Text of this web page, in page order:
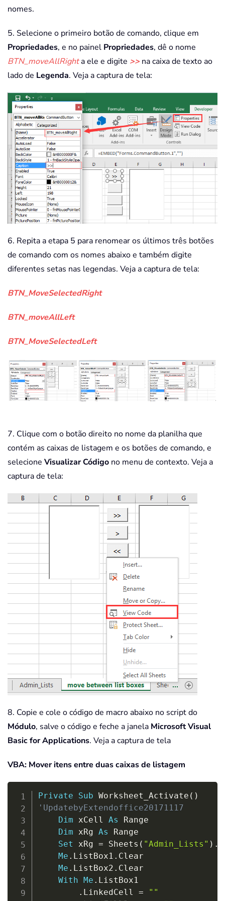
nomes.
5. Selecione o primeiro botão de comando, clique em
Propriedades, e no painel Propriedades, dê o nome
BTN_moveAllRighta ele e digite >> na caixa de texto ao
lado de Legenda. Veja a captura de tela:
6. Repita a etapa 5 para renomear os últimos três botões
de comando com os nomes abaixo e também digite
diferentes setas nas legendas. Veja a captura de tela:
BTN_MoveSelectedRight
BTN_moveAllLeft
BTN_MoveSelectedLeft
7. Clique com o botão direito no nome da planilha que
contém as caixas de listagem e os botões de comando, e
selecione Visualizar Código no menu de contexto. Veja a
captura de tela:
8. Copie e cole o código de macro abaixo no script do
Módulo, salve o código e feche a janela Microsoft Visual
Basic for Applications. Veja a captura de tela
VBA: Mover itens entre duas caixas de listagem
Private Sub Worksheet_Activate ( )
'UpdatebyExtendoffice20171117
Dim xCell As Range
Dim xRg As Range
Set xRg = Sheets ( "Admin_Lists" ) .
Me . ListBox1 . Clear
Me . ListBox2 . Clear
With
Me . ListBox1
. LinkedCell =
""
Copy